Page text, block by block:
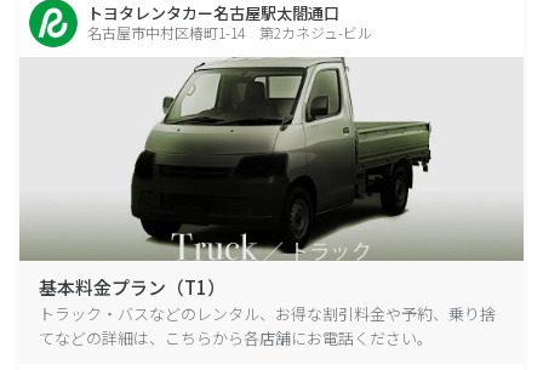
トヨタレンタカー名古屋駅太閤通口
名古屋市中村区椿町1-14 第2カネジュ-ビル
基本料金プラン（T1）
トラック・バスなどのレンタル、お得な割引料金や予約、乗り捨
てなどの詳細は、こちらから各店舗にお電話ください。